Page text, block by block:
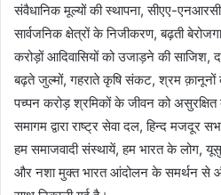
संवैधानिक मूल्यों की स्थापना, सीएए-
सार्वजनिक क्षेत्रों के निजीकरण, बढ़ती
करोड़ों आदिवासियों को उजाड़ने की साजिश,
बढ़ते जुल्मों, गहराते कृषि संकट, श्रम
पच्पन करोड़ श्रमिकों के जीवन को असुरक्षित
समागम द्वारा राष्ट्र सेवा दल, हिन्द मजदूर
हम समाजवादी संस्थायें, हम भारत के लोग,
और नशा मुक्त भारत आंदोलन के समर्थन से और